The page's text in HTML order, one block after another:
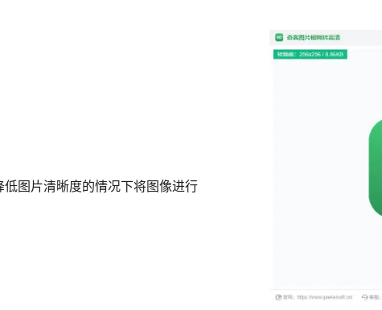
图片清晰度的情况下将图像进行